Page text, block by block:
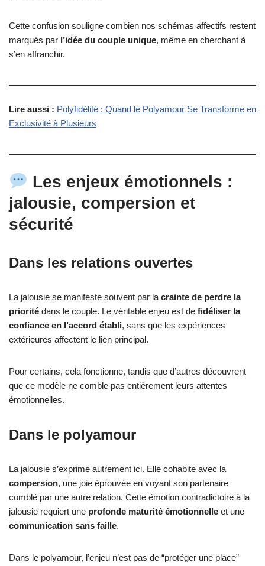
Cette confusion souligne combien nos schémas affectifs restent
marqués par l’idée du couple unique, même en cherchant à
s’en affranchir.
Lire aussi : Polyfidélité : Quand le Polyamour Se Transforme en
Exclusivité à Plusieurs
Les enjeux émotionnels :
jalousie, compersion et
sécurité
Dans les relations ouvertes
La jalousie se manifeste souvent par la crainte de perdre la
priorité dans le couple. Le véritable enjeu est de fidéliser la
confiance en l’accord établi, sans que les expériences
extérieures affectent le lien principal.
Pour certains, cela fonctionne, tandis que d’autres découvrent
que ce modèle ne comble pas entièrement leurs attentes
émotionnelles.
Dans le polyamour
La jalousie s’exprime autrement ici. Elle cohabite avec la
compersion, une joie éprouvée en voyant son partenaire
comblé par une autre relation. Cette émotion contradictoire à la
jalousie requiert une profonde maturité émotionnelle et une
communication sans faille.
Dans le polyamour, l’enjeu n’est pas de “protéger une place”